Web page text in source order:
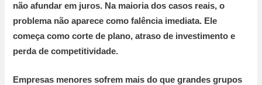
não afundar em juros. Na maioria dos casos reais, o
problema não aparece como falência imediata. Ele
começa como corte de plano, atraso de investimento e
perda de competitividade.
Empresas menores sofrem mais do que grandes grupos